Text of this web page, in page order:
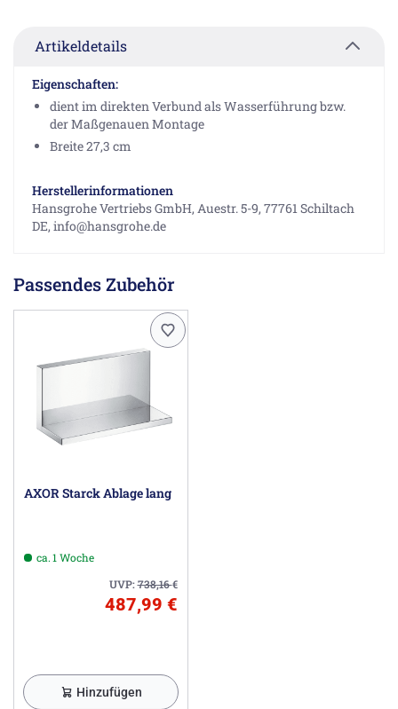
Artikeldetails
Eigenschaften:
dient im direkten Verbund als Wasserführung bzw.
der Maßgenauen Montage
Breite 27,3 cm
Herstellerinformationen
Hansgrohe Vertriebs GmbH, Auestr. 5-9, 77761 Schiltach
DE, info@hansgrohe.de
Passendes Zubehör
AXOR Starck Ablage lang
ca. 1 Woche
UVP:738,16€
487,99 €
Hinzufügen